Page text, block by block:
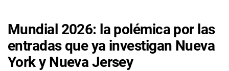
Mundial 2026: la polémica por las
entradas que ya investigan Nueva
York y Nueva Jersey